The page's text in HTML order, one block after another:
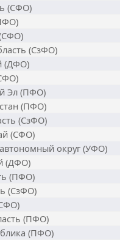
(СФО)
(СзФО)
(ДФО)
Эл (ПФО)
(ПФО)
(СзФО)
(СФО)
округ (УФО)
(ДФО)
(ПФО)
(СзФО)
(ПФО)
(ПФО)